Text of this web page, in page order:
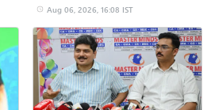
Aug 06, 2026, 16:08 IST